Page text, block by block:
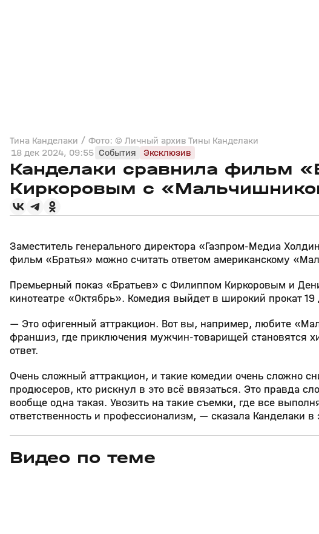
Тина Канделаки / Фото: © Личный архив Тины Канделаки
18 дек 2024, 09:55 События Эксклюзив
Канделаки сравнила фильм
Киркоровым с
Заместитель генерального директора «Газпром‑Медиа
фильм «Братья» можно считать ответом американскому
Премьерный показ «Братьев» с Филиппом Киркоровым и
кинотеатре «Октябрь». Комедия выйдет в широкий прокат 19
— Это офигенный аттракцион. Вот вы, например, любите
франшиз, где приключения мужчин‑товарищей становятся
ответ.
Очень сложный аттракцион, и такие комедии очень сложно
продюсеров, кто рискнул в это всё ввязаться. Это правда
вообще одна такая. Увозить на такие съемки, где все
ответственность и профессионализм, — сказала Канделаки
Видео по теме
27 мая, 13:15